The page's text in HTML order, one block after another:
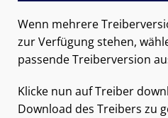
Wenn mehrere
zur Verfügung stehen,
passende Treiberversion
Klicke nun auf Treiber
Download des Treibers zu